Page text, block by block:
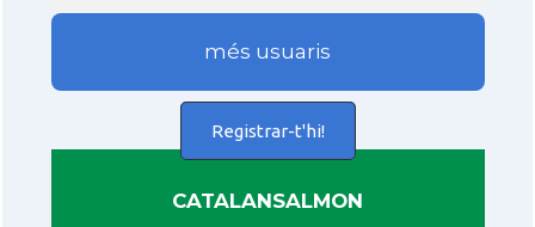
més usuaris
Registrar-t'hi!
CATALANSALMON